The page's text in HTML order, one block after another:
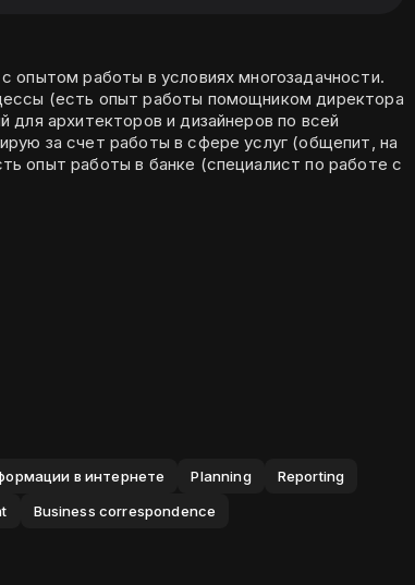
опытом работы в условиях многозадачности.
(есть опыт работы помощником директора
для архитекторов и дизайнеров по всей
за счет работы в сфере услуг (общепит, на
опыт работы в банке (специалист по работе с
в интернете Planning
Reporting
Business correspondence